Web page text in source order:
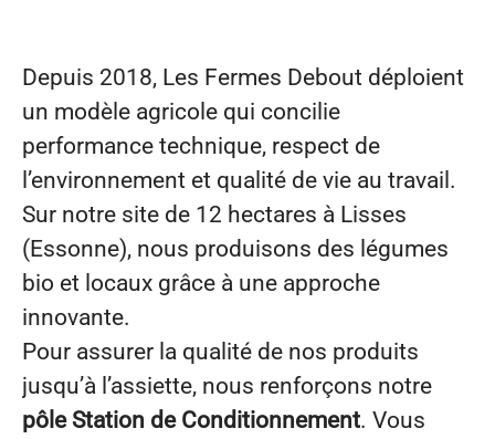
Depuis 2018, Les Fermes Debout déploient
un modèle agricole qui concilie
performance technique, respect de
l’environnement et qualité de vie au travail.
Sur notre site de 12 hectares à Lisses
(Essonne), nous produisons des légumes
bio et locaux grâce à une approche
innovante.
Pour assurer la qualité de nos produits
jusqu’à l’assiette, nous renforçons notre
pôle Station de Conditionnement. Vous